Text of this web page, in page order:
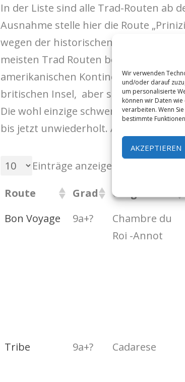
Wir verwenden
und/oder darauf
um personalisierte
können wir Daten
verarbeiten. Wenn
bestimmte
AKZEPTIEREN
In der Liste sind alle Trad-Routen ab
Ausnahme stelle hier die Route
wegen der historischen Bedeutung
meisten Trad Routen befinden sich
amerikanischen Kontinent. In Europa
britischen Insel, aber sicherlich auch
Die wohl einzige schwere deutsche
bis jetzt unwiederholt. Also ran an den
Einträge anzeigen
Route Grad Crag/Gebiet
Bon Voyage
9a+?
Chambre du
Roi -Annot
Tribe
9a+? Cadarese